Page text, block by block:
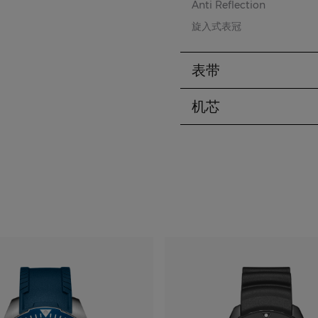
Anti Reflection
旋入式表冠
表带
机芯